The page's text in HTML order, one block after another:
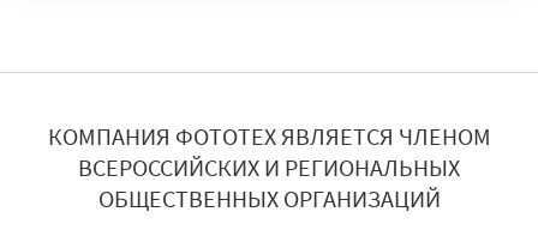
КОМПАНИЯ ФОТОТЕХ ЯВЛЯЕТСЯ ЧЛЕНОМ
ВСЕРОССИЙСКИХ И РЕГИОНАЛЬНЫХ
ОБЩЕСТВЕННЫХ ОРГАНИЗАЦИЙ